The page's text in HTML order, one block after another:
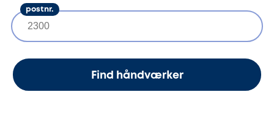
postnr.
Find håndværker